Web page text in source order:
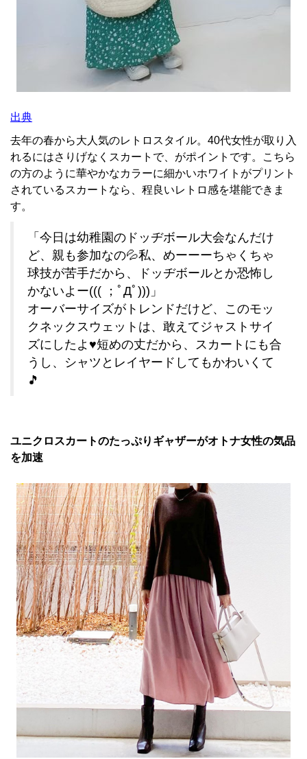
出典
去年の春から大人気のレトロスタイル。40代女性が取り入
れるにはさりげなくスカートで、がポイントです。こちら
の方のように華やかなカラーに細かいホワイトがプリント
されているスカートなら、程良いレトロ感を堪能できま
す。
「今日は幼稚園のドッヂボール大会なんだけ
ど、親も参加なの💦私、めーーーちゃくちゃ
球技が苦手だから、ドッヂボールとか恐怖し
かないよー((( ；ﾟДﾟ)))」
オーバーサイズがトレンドだけど、このモッ
クネックスウェットは、敢えてジャストサイ
ズにしたよ♥️短めの丈だから、スカートにも合
うし、シャツとレイヤードしてもかわいくて
🎵
ユニクロスカートのたっぷりギャザーがオトナ女性の気品
を加速